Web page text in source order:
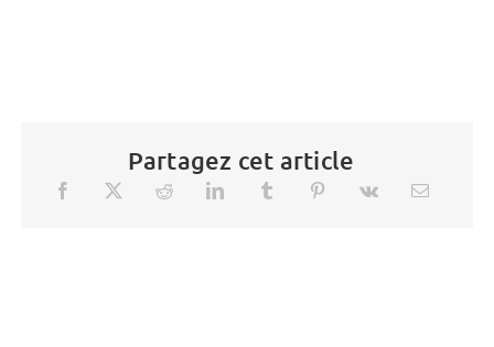
Partagez cet article